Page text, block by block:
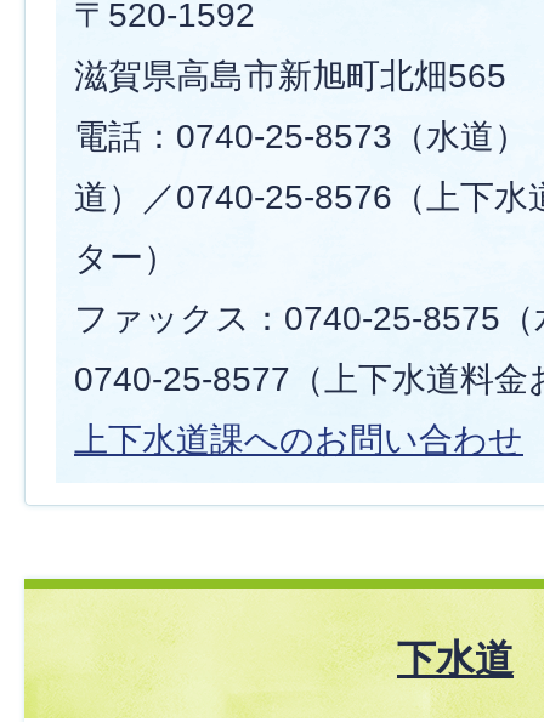
〒520-1592
滋賀県高島市新旭町北畑565
電話：0740-25-8573（水道）
道）／0740-25-8576（上下水
ター）
ファックス：0740-25-8575
0740-25-8577（上下水道料金
上下水道課へのお問い合わせ
下水道